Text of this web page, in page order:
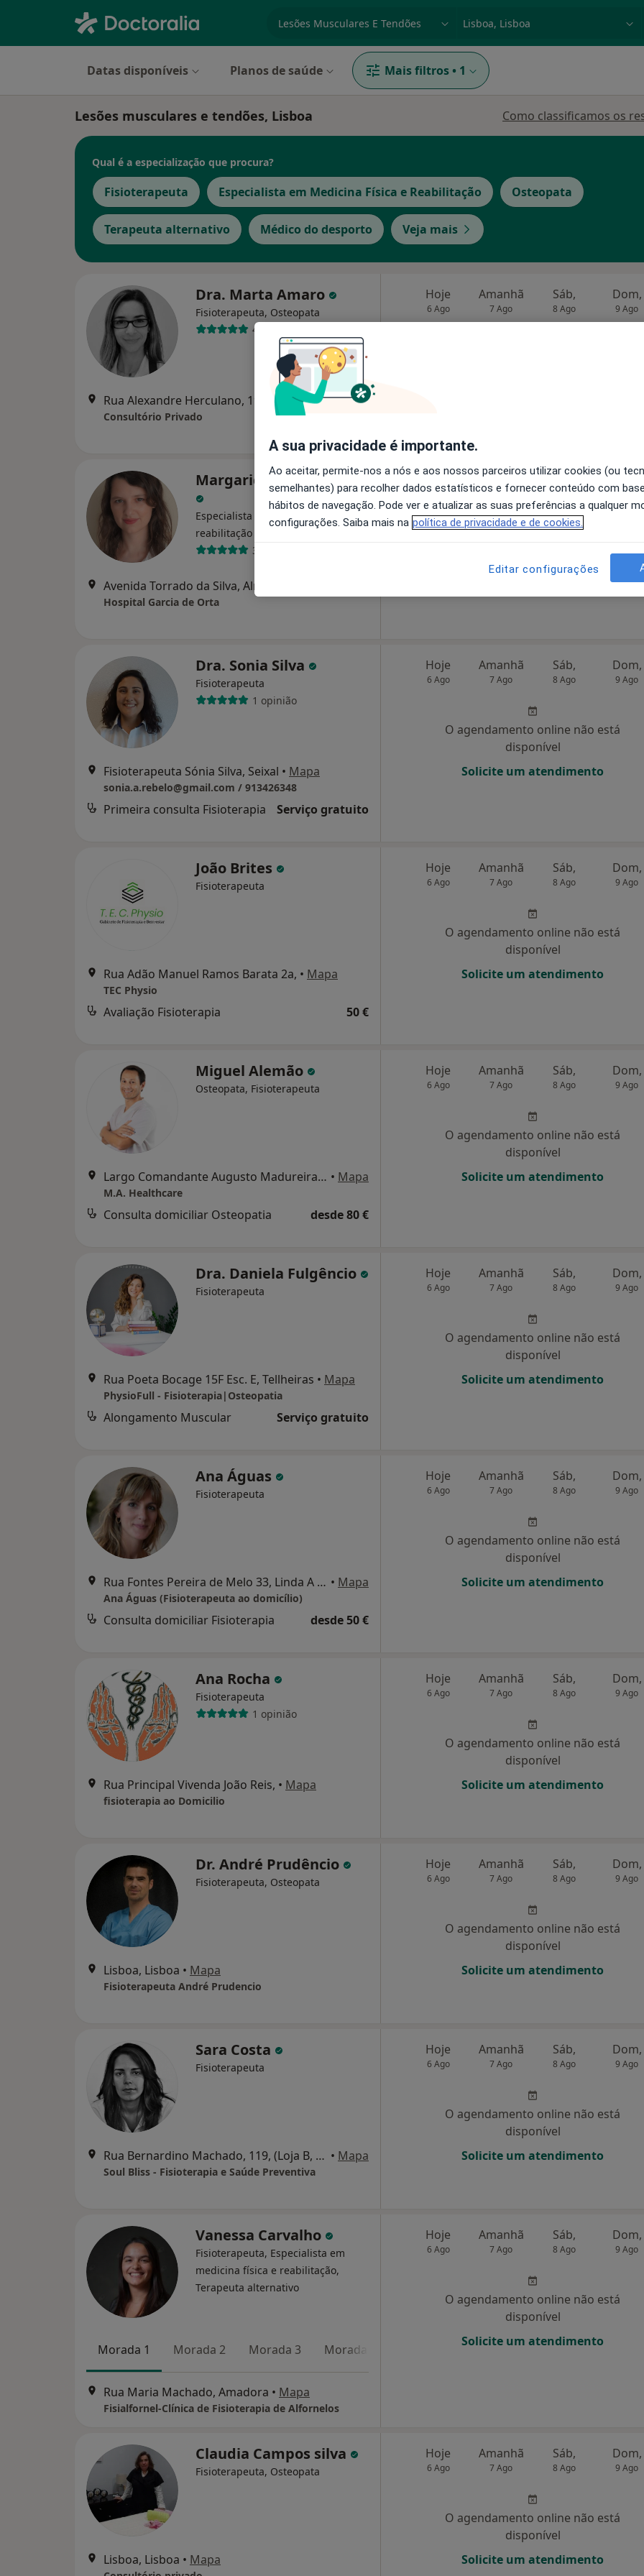
Datas disponíveis Planos de saúde Mais filtros • 1
Lesões musculares e tendões, Lisboa Como classificamos os
Qual é a especialização que procura?
Fisioterapeuta Especialista em Medicina Física e Reabilitação Osteopata
Terapeuta alternativo Médico do desporto Veja mais
Dra. Marta Amaro
Fisioterapeuta, Osteopata
4 opiniões
Rua Alexandre Herculano, 19 R/C, Lisboa•Mapa
Consultório Privado
Hoje
6 Ago
Amanhã
7 Ago
Sáb,
8 Ago
Dom,
9 Ago
Margarida Mota Freitas
Especialista em medicina física e
reabilitação
3 opiniões
Avenida Torrado da Silva, Almada
Hospital Garcia de Orta
Hoje
6 Ago
Amanhã
7 Ago
Sáb,
8 Ago
Dom,
9 Ago
disponível
Dra. Sonia Silva
Fisioterapeuta
1 opinião
Fisioterapeuta Sónia Silva, Seixal • Mapa
sonia.a.rebelo@gmail.com / 913426348
Primeira consulta Fisioterapia Serviço gratuito
Hoje
6 Ago
Amanhã
7 Ago
Sáb,
8 Ago
Dom,
9 Ago
O agendamento online não está
disponível
Solicite um atendimento
João Brites
Fisioterapeuta
Rua Adão Manuel Ramos Barata 2a, • Mapa
TEC Physio
Avaliação Fisioterapia 50 €
Hoje
6 Ago
Amanhã
7 Ago
Sáb,
8 Ago
Dom,
9 Ago
O agendamento online não está
disponível
Solicite um atendimento
Miguel Alemão
Osteopata, Fisioterapeuta
Largo Comandante Augusto Madureira 6, Algés • Mapa
M.A. Healthcare
Consulta domiciliar Osteopatia desde 80 €
Hoje
6 Ago
Amanhã
7 Ago
Sáb,
8 Ago
Dom,
9 Ago
O agendamento online não está
disponível
Solicite um atendimento
Dra. Daniela Fulgêncio
Fisioterapeuta
Rua Poeta Bocage 15F Esc. E, Tellheiras • Mapa
PhysioFull - Fisioterapia|Osteopatia
Alongamento Muscular Serviço gratuito
Hoje
6 Ago
Amanhã
7 Ago
Sáb,
8 Ago
Dom,
9 Ago
O agendamento online não está
disponível
Solicite um atendimento
Ana Águas
Fisioterapeuta
Rua Fontes Pereira de Melo 33, Linda A Velha • Mapa
Ana Águas (Fisioterapeuta ao domicílio)
Consulta domiciliar Fisioterapia desde 50 €
Hoje
6 Ago
Amanhã
7 Ago
Sáb,
8 Ago
Dom,
9 Ago
O agendamento online não está
disponível
Solicite um atendimento
Ana Rocha
Fisioterapeuta
1 opinião
Rua Principal Vivenda João Reis, • Mapa
fisioterapia ao Domicilio
Hoje
6 Ago
Amanhã
7 Ago
Sáb,
8 Ago
Dom,
9 Ago
O agendamento online não está
disponível
Solicite um atendimento
Dr. André Prudêncio
Fisioterapeuta, Osteopata
Lisboa, Lisboa • Mapa
Fisioterapeuta André Prudencio
Hoje
6 Ago
Amanhã
7 Ago
Sáb,
8 Ago
Dom,
9 Ago
O agendamento online não está
disponível
Solicite um atendimento
Sara Costa
Fisioterapeuta
Rua Bernardino Machado, 119, (Loja B, Polima, Abóboda), São Domingos de Rana • Mapa
Soul Bliss - Fisioterapia e Saúde Preventiva
Hoje
6 Ago
Amanhã
7 Ago
Sáb,
8 Ago
Dom,
9 Ago
O agendamento online não está
disponível
Solicite um atendimento
Vanessa Carvalho
Fisioterapeuta, Especialista em
medicina física e reabilitação,
Terapeuta alternativo
Morada 1 Morada 2 Morada 3 Morada 4
Rua Maria Machado, Amadora • Mapa
Fisialfornel-Clínica de Fisioterapia de Alfornelos
Hoje
6 Ago
Amanhã
7 Ago
Sáb,
8 Ago
Dom,
9 Ago
O agendamento online não está
disponível
Solicite um atendimento
Claudia Campos silva
Fisioterapeuta, Osteopata
Lisboa, Lisboa • Mapa
Hoje
6 Ago
Amanhã
7 Ago
Sáb,
8 Ago
Dom,
9 Ago
O agendamento online não está
disponível
Solicite um atendimento
A sua privacidade é importante.
Ao aceitar, permite-nos a nós e aos nossos parceiros utilizar cookies (ou
semelhantes) para recolher dados estatísticos e fornecer conteúdo com
hábitos de navegação. Pode ver e atualizar as suas preferências a qualquer
configurações. Saiba mais na política de privacidade e de cookies.
Editar configurações